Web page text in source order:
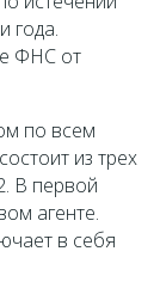
года.
ФНС от
по всем
из трех
В первой
агенте.
в себя